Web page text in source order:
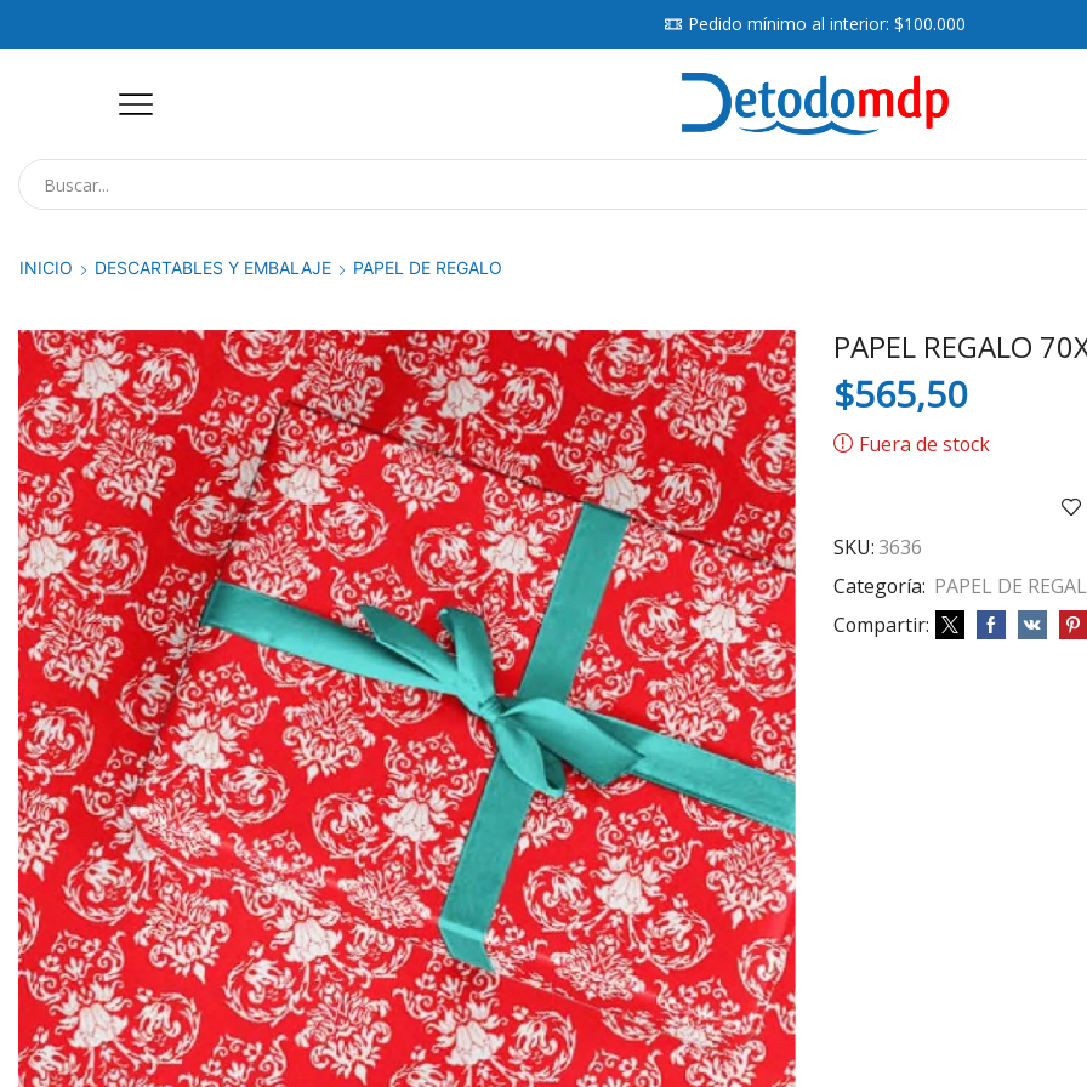
Pedido mínimo al interior: $100.000
INICIO DESCARTABLES Y EMBALAJE PAPEL DE REGALO
PAPEL REGALO
$565,50
Fuera de stock
SKU:3636
Categoría: PAPEL DE
Compartir: